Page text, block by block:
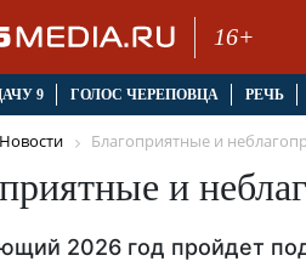
16+
9 ГОЛОС ЧЕРЕПОВЦА РЕЧЬ
Новости Благоприятные и
и
2026 год пройдет